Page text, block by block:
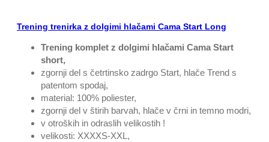
Trening trenirka z dolgimi hlačami Cama Start Long
Trening komplet z dolgimi hlačami Cama Start
short,
zgornji del s četrtinsko zadrgo Start, hlače Trend s
patentom spodaj,
material: 100% poliester,
zgornji del v štirih barvah, hlače v črni in temno modri,
v otroških in odraslih velikostih !
velikosti: XXXXS-XXL,